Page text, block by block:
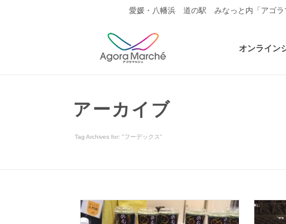
愛媛・八幡浜 道の駅 みなっと内「アゴラ
オンライン
アーカイブ
Tag Archives for: "フーデックス"